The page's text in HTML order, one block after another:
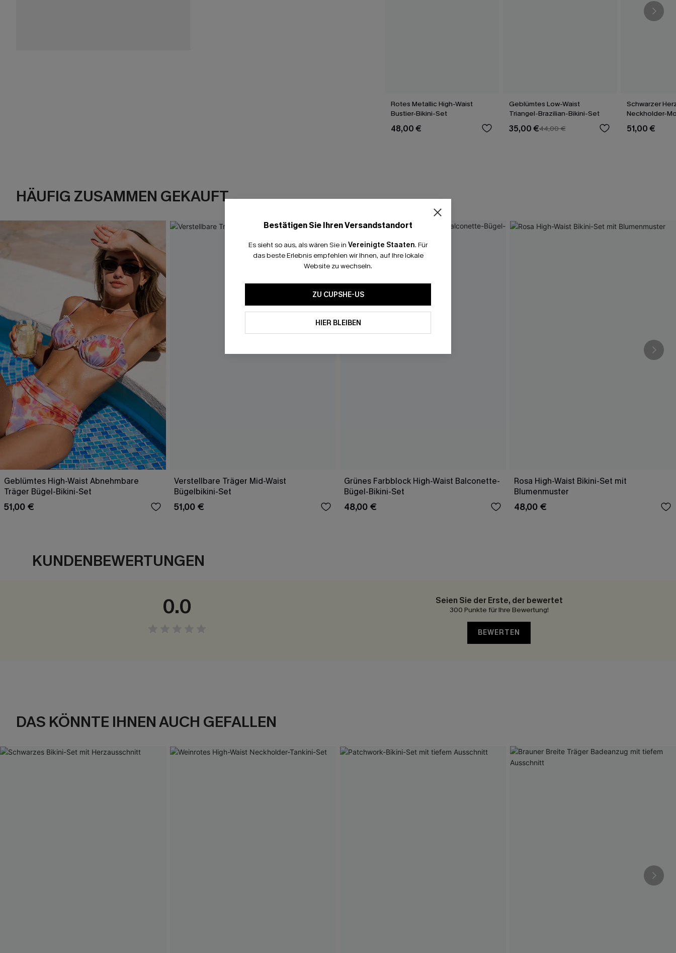
Rotes Metallic High-Waist
Bustier-Bikini-Set
48,00 €
Geblümtes Low-Waist
Triangel-Brazilian-Bikini-Set
35,00 €44,00 €
Schwarzer
Neckholder-
Badeanzug
51,00 €
HÄUFIG ZUSAMMEN GEKAUFT
Geblümtes High-Waist Abnehmbare
Träger Bügel-Bikini-Set
51,00 €
Verstellbare Träger Mid-Waist
Bügelbikini-Set
51,00 €
Grünes Farbblock High-Waist Balconette-
Bügel-Bikini-Set
48,00 €
Rosa High-Waist Bikini-Set mit
Blumenmuster
48,00 €
KUNDENBEWERTUNGEN
0.0 Seien Sie der Erste, der bewertet
300 Punkte für Ihre Bewertung!
BEWERTEN
DAS KÖNNTE IHNEN AUCH GEFALLEN
Bestätigen Sie Ihren Versandstandort
Es sieht so aus, als wären Sie in Vereinigte Staaten. Für
das beste Erlebnis empfehlen wir Ihnen, auf Ihre lokale
Website zu wechseln.
ZU CUPSHE-US
HIER BLEIBEN